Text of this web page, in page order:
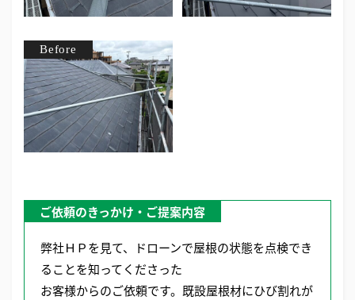
ご依頼のきっかけ・ご提案内容
弊社ＨＰを見て、ドローンで屋根の状態を点検でき
ることを知ってくださった
お客様からのご依頼です。既設屋根材にひび割れが